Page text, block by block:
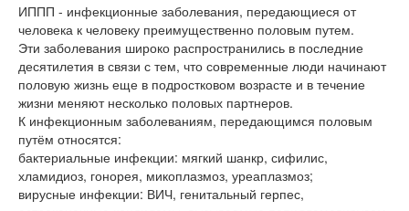
ИППП - инфекционные заболевания, передающиеся от
человека к человеку преимущественно половым путем.
Эти заболевания широко распространились в последние
десятилетия в связи с тем, что современные люди начинают
половую жизнь еще в подростковом возрасте и в течение
жизни меняют несколько половых партнеров.
К инфекционным заболеваниям, передающимся половым
путём относятся:
бактериальные инфекции: мягкий шанкр, сифилис,
хламидиоз, гонорея, микоплазмоз, уреаплазмоз;
вирусные инфекции: ВИЧ, генитальный герпес,